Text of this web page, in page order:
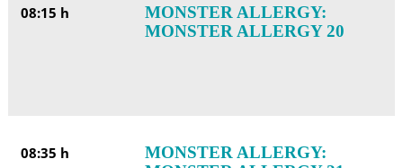
08:15 h
MONSTER ALLERGY:
MONSTER ALLERGY 20
08:35 h
MONSTER ALLERGY: